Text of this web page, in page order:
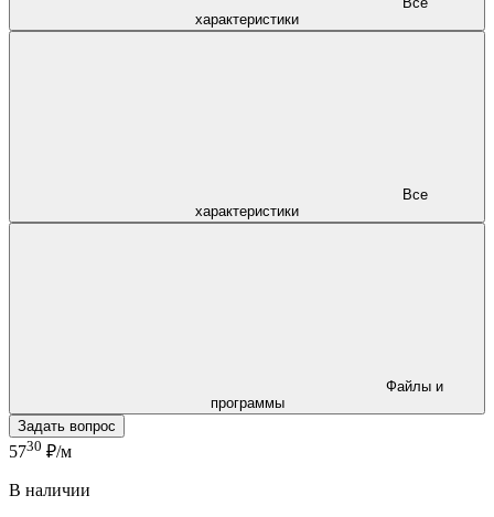
характеристики
характеристики
программы
Задать вопрос
5730 ₽/м
В наличии